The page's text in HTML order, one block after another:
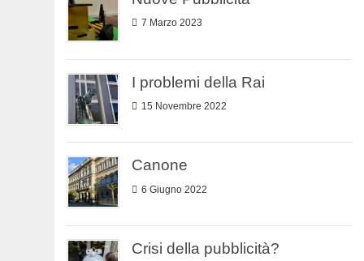
7 Marzo 2023
I problemi della Rai
15 Novembre 2022
Canone
6 Giugno 2022
Crisi della pubblicità?